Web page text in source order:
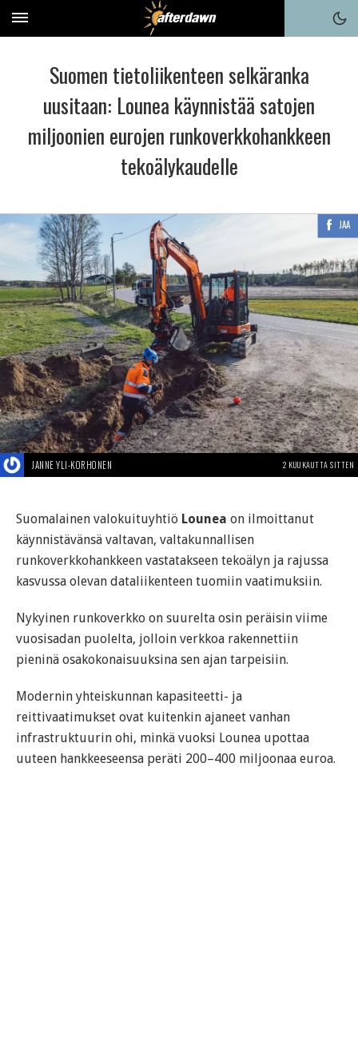
Suomen tietoliikenteen selkäranka
uusitaan: Lounea käynnistää satojen
miljoonien eurojen runkoverkkohankkeen
tekoälykaudelle
JAA
JANNE YLI-KORHONEN 2 KUUKAUTTA SITTEN
Suomalainen valokuituyhtiö Lounea on ilmoittanut
käynnistävänsä valtavan, valtakunnallisen
runkoverkkohankkeen vastatakseen tekoälyn ja rajussa
kasvussa olevan dataliikenteen tuomiin vaatimuksiin.
Nykyinen runkoverkko on suurelta osin peräisin viime
vuosisadan puolelta, jolloin verkkoa rakennettiin
pieninä osakokonaisuuksina sen ajan tarpeisiin.
Modernin yhteiskunnan kapasiteetti- ja
reittivaatimukset ovat kuitenkin ajaneet vanhan
infrastruktuurin ohi, minkä vuoksi Lounea upottaa
uuteen hankkeeseensa peräti 200–400 miljoonaa euroa.